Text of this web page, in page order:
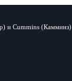
и Cummins (Камминз)